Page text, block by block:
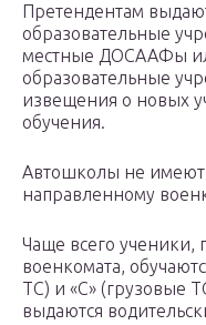
Претендентам
образовательные
местные ДОСААФы
образовательные
извещения о новых
обучения.
Автошколы не имеют
направленному
Чаще всего ученики,
военкомата,
ТС) и «С» (грузовые
выдаются